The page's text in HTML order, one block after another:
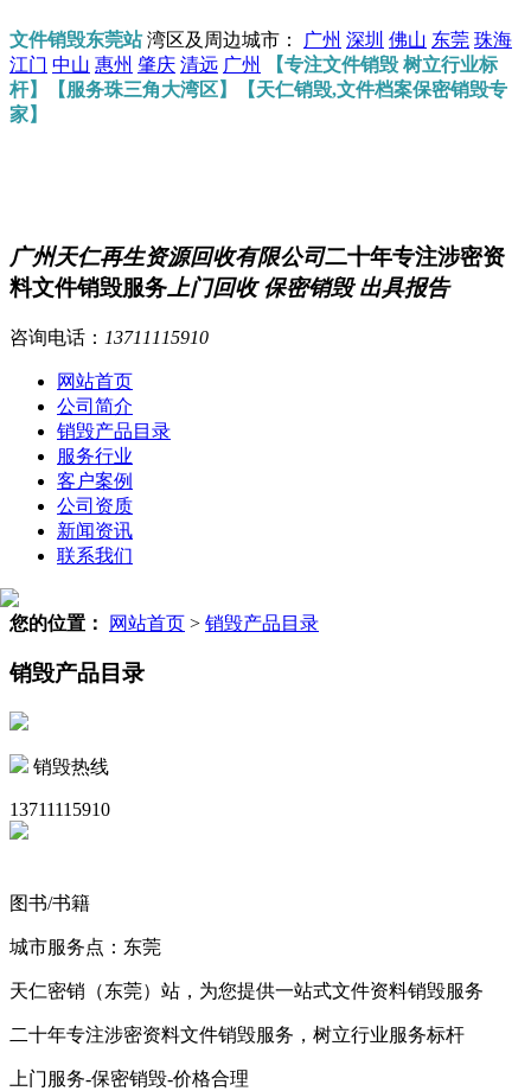
文件销毁东莞站湾区及周边城市： 广州 深圳 佛山 东莞 珠海
江门 中山 惠州 肇庆 清远 广州
【专注文件销毁 树立行业标
杆】【服务珠三角大湾区】【天仁销毁,文件档案保密销毁专
家】
广州天仁再生资源回收有限公司二十年专注涉密资
料文件销毁服务 上门回收 保密销毁 出具报告
咨询电话： 13711115910
网站首页
公司简介
销毁产品目录
服务行业
客户案例
公司资质
新闻资讯
联系我们
您的位置： 网站首页 > 销毁产品目录
销毁产品目录
销毁热线
13711115910
图书/书籍
城市服务点：东莞
天仁密销（东莞）站，为您提供一站式文件资料销毁服务
二十年专注涉密资料文件销毁服务，树立行业服务标杆
上门服务-保密销毁-价格合理